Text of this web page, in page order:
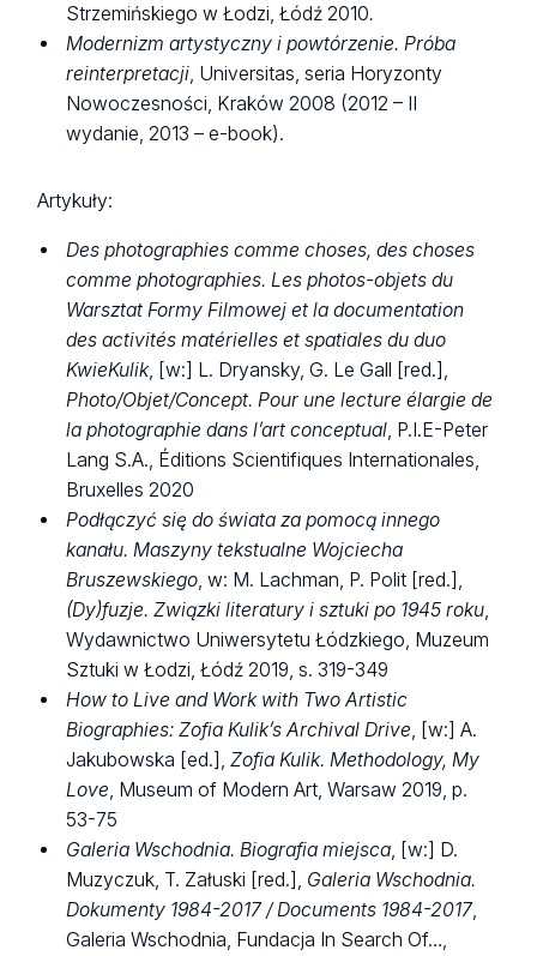
Strzemińskiego w Łodzi, Łódź 2010.
Modernizm artystyczny i powtórzenie. Próba
reinterpretacji , Universitas, seria Horyzonty
Nowoczesności, Kraków 2008 (2012 – II
wydanie, 2013 – e-book).
Artykuły:
Des photographies comme choses, des choses
comme photographies. Les photos-objets du
Warsztat Formy Filmowej et la documentation
des activités matérielles et spatiales du duo
KwieKulik, [w:] L. Dryansky, G. Le Gall [red.],
Photo/Objet/Concept. Pour une lectureélargie de
la photographie dans l’art conceptual, P.I.E-Peter
Lang S.A., Éditions Scientifiques Internationales,
Bruxelles 2020
Podłączyć się do świata za pomocą innego
kanału. Maszyny tekstualne Wojciecha
Bruszewskiego, w: M. Lachman, P. Polit [red.],
(Dy)fuzje. Związki literatury i sztuki po 1945 roku,
Wydawnictwo Uniwersytetu Łódzkiego, Muzeum
Sztuki w Łodzi, Łódź 2019, s. 319-349
How to Live and Work with Two Artistic
Biographies: Zofia Kulik’s Archival Drive, [w:] A.
Jakubowska [ed.],Zofia Kulik. Methodology, My
Love, Museum of Modern Art, Warsaw 2019, p.
53-75
Galeria Wschodnia. Biografia miejsca, [w:] D.
Muzyczuk, T. Załuski [red.], Galeria Wschodnia.
Dokumenty 1984-2017 / Documents 1984-2017,
Galeria Wschodnia, Fundacja In Search Of…,